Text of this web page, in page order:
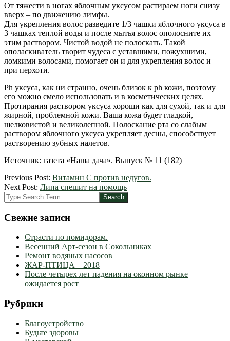
От тяжести в ногах яблочным уксусом растираем ноги снизу
вверх – по движению лимфы.
Для укрепления волос разведите 1/3 чашки яблочного уксуса в
3 чашках теплой воды и после мытья волос ополосните их
этим раствором. Чистой водой не полоскать. Такой
ополаскиватель творит чудеса с уставшими, пожухшими,
ломкими волосами, помогает он и для укрепления волос и
при перхоти.
Ph уксуса, как ни странно, очень близок к ph кожи, поэтому
его можно смело использовать и в косметических целях.
Протирания раствором уксуса хороши как для сухой, так и для
жирной, проблемной кожи. Ваша кожа будет гладкой,
шелковистой и великолепной. Полоскание рта со слабым
раствором яблочного уксуса укрепляет десны, способствует
растворению зубных налетов.
Источник: газета «Наша дача». Выпуск № 11 (182)
2012-
05-
04
Previous Post: Витамин С против недугов.
Next Post: Липа спешит на помощь
Search
Свежие записи
Страсти по помидорам.
Весенний Арт-сезон в Сокольниках
Ремонт водяных насосов
ЖАР-ПТИЦА – 2018
После четырех лет падения на оконном рынке
ожидается рост
Рубрики
Благоустройство
Будьте здоровы